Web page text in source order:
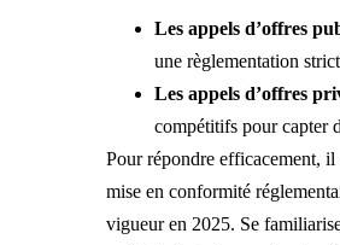
Les appels d’offres
une règlementation
Les appels d’offres
compétitifs pour capter
Pour répondre efficacement,
mise en conformité
vigueur en 2025. Se